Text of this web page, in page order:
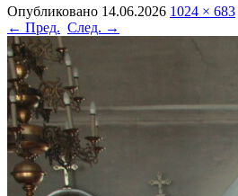
Опубликовано 14.06.2026 1024 × 683
← Пред. След. →